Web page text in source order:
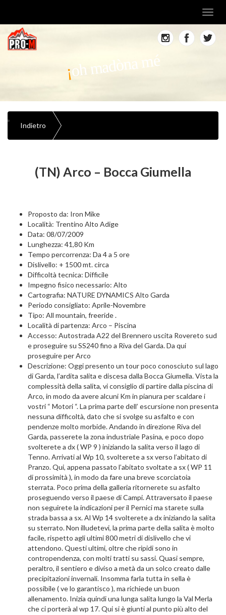
oh madòna mé
Indietro
(TN) Arco – Bocca Giumella
Proposto da: Iron Mike
Località: Trentino Alto Adige
Data: 08/07/2009
Lunghezza: 41,80 Km
Tempo percorrenza: Da 4 a 5 ore
Dislivello: + 1500 mt. circa
Difficoltà tecnica: Difficile
Impegno fisico necessario: Alto
Cartografia: NATURE DYNAMICS Alto Garda
Periodo consigliato: Aprile-Novembre
Tipo: All mountain, freeride .
Località di partenza: Arco – Piscina
Accesso: Autostrada A22 del Brennero uscita Rovereto sud
e proseguire su SS240 fino a Riva del Garda. Da qui
proseguire per Arco
Descrizione: Oggi presento un tour poco conosciuto sul lago
di Garda, l’ardita salita e discesa dalla Bocca Giumella. Vista la
complessità della salita, vi consiglio di partire dalla piscina di
Arco, in modo da avere alcuni Km in pianura per scaldare i
vostri “ Motori “. La prima parte dell’ escursione non presenta
nessuna difficoltà, dato che si svolge su asfalto e con
pendenze molto morbide. Andando in direzione Riva del
Garda, passerete la zona industriale Pasina, e poco dopo
svolterete a dx ( WP 9 ) iniziando la salita verso il lago di
Tenno. Arrivati al Wp 10, svolterete a sx verso l’abitato di
Pranzo. Qui, appena passato l’abitato svoltate a sx ( WP 11
di prossimità ), in modo da fare una breve scorciatoia
sterrata. Poco prima della galleria ritornerete su asfalto
proseguendo verso il paese di Campi. Attraversato il paese
non seguirete la indicazioni per il Pernici ma starete sulla
strada bassa a sx. Al Wp 14 svolterete a dx iniziando la salita
su sterrato. Non illudetevi, la prima parte della salita è molto
facile, rispetto agli ultimi 800 metri di dislivello che vi
attendono. Questi ultimi, oltre che ripidi sono in
contropendenza, con molti tratti su sassi. Quasi sempre,
peraltro, il sentiero e diviso a metà da un solco creato dalle
precipitazioni invernali. Insomma farla tutta in sella è
possibile ( ve lo garantisco ), ma richiede un buon
allenamento. Inizia quindi una lunga salita lungo la Val Merla
che ci porterà al wp 17. Qui si è giunti al punto più alto del